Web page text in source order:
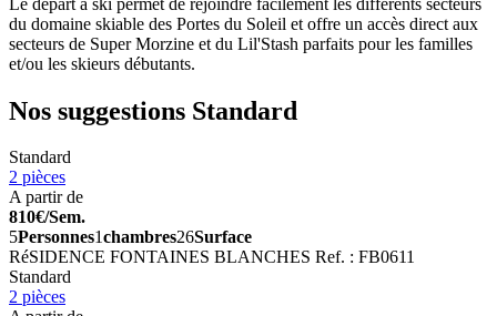
du domaine skiable des Portes du Soleil et offre un accès direct aux
secteurs de Super Morzine et du Lil'Stash parfaits pour les familles
et/ou les skieurs débutants.
Nos suggestions Standard
Standard
2 pièces
A partir de
810€/Sem.
5Personnes1chambres26Surface
RéSIDENCE FONTAINES BLANCHES Ref. : FB0611
Standard
2 pièces